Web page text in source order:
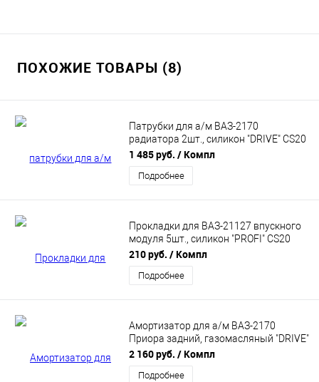
ПОХОЖИЕ ТОВАРЫ (8)
Патрубки для а/м ВАЗ-2170
радиатора 2шт., силикон "DRIVE" CS20
(CS12008)
1 485 руб. / Компл
Подробнее
Прокладки для ВАЗ-21127 впускного
модуля 5шт., силикон "PROFI" CS20
(CS15344)
210 руб. / Компл
Подробнее
Амортизатор для а/м ВАЗ-2170
Приора задний, газомасляный "DRIVE"
CS20 (CS17406)
2 160 руб. / Компл
Подробнее